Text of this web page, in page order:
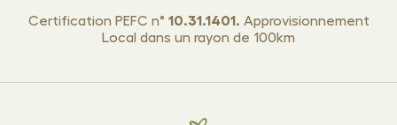
Certification PEFC n° 10.31.1401. Approvisionnement
Local dans un rayon de 100km